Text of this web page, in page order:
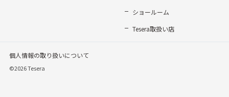
ショールーム
Tesera取扱い店
個人情報の取り扱いについて
©2026 Tesera